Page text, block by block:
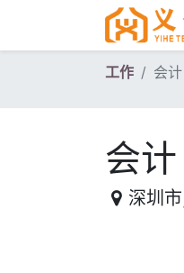
工作 会计
会计
深圳市